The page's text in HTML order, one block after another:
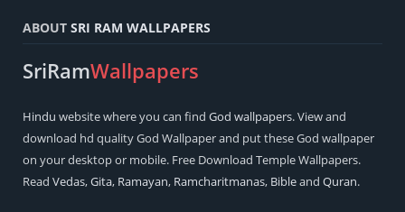
ABOUT SRI RAM WALLPAPERS
SriRamWallpapers
Hindu website where you can find God wallpapers. View and
download hd quality God Wallpaper and put these God wallpaper
on your desktop or mobile. Free Download Temple Wallpapers.
Read Vedas,Gita, Ramayan, Ramcharitmanas, Bibleand Quran.